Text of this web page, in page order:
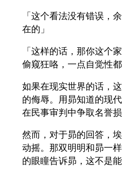
「这个看法没有错误，
在的」
「这样的话，那你这个
偷窥狂咯，一点自觉性都
如果在现实世界的话，
的侮辱。用昴知道的现
在民事审判中争取名誉损
然而，对于昴的回答，
动摇。那双明明和昴一
的眼瞳告诉昴，这不是